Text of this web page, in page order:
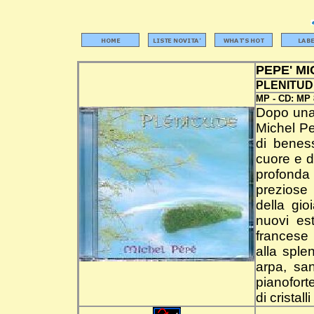
PEPE'
MP - CD: MP
Dopo
Michel
di
cuore e
della
nuovi
francese
alla
arpa,
di